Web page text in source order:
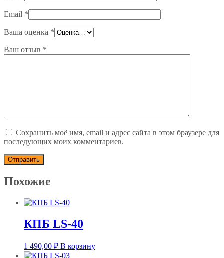
Email *
Ваша оценка *
Ваш отзыв *
Сохранить моё имя, email и адрес сайта в этом браузере для
последующих моих комментариев.
Похожие
КПБ LS-40
1 490,00 ₽ В корзину